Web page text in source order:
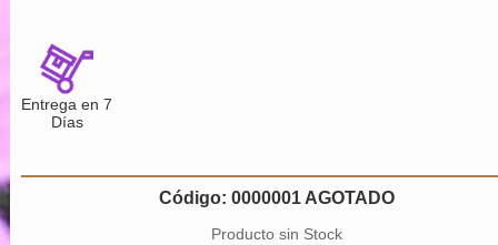
Entrega en 7
Días
Código: 0000001 AGOTADO
Producto sin Stock